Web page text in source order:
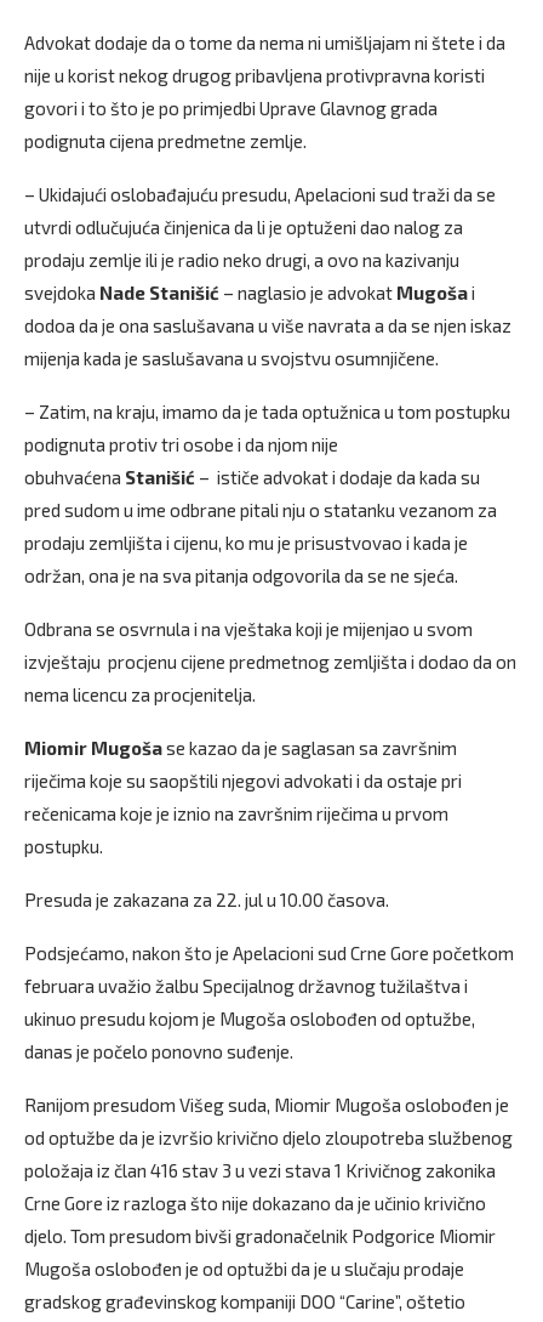
Advokat dodaje da o tome da nema ni umišljajam ni štete i da
nije u korist nekog drugog pribavljena protivpravna koristi
govori i to što je po primjedbi Uprave Glavnog grada
podignuta cijena predmetne zemlje.
– Ukidajući oslobađajuću presudu, Apelacioni sud traži da se
utvrdi odlučujuća činjenica da li je optuženi dao nalog za
prodaju zemlje ili je radio neko drugi, a ovo na kazivanju
svejdoka Nade Stanišić – naglasio je advokat Mugošai
dodoa da je ona saslušavana u više navrata a da se njen iskaz
mijenja kada je saslušavana u svojstvu osumnjičene.
– Zatim, na kraju, imamo da je tada optužnica u tom postupku
podignuta protiv tri osobe i da njom nije
obuhvaćena Stanišić – ističe advokat i dodaje da kada su
pred sudom u ime odbrane pitali nju o statanku vezanom za
prodaju zemljišta i cijenu, ko mu je prisustvovao i kada je
održan, ona je na sva pitanja odgovorila da se ne sjeća.
Odbrana se osvrnula i na vještaka koji je mijenjao u svom
izvještaju procjenu cijene predmetnog zemljišta i dodao da on
nema licencu za procjenitelja.
Miomir Mugošase kazao da je saglasan sa završnim
riječima koje su saopštili njegovi advokati i da ostaje pri
rečenicama koje je iznio na završnim riječima u prvom
postupku.
Presuda je zakazana za 22. jul u 10.00 časova.
Podsjećamo, nakon što je Apelacioni sud Crne Gore početkom
februara uvažio žalbu Specijalnog državnog tužilaštva i
ukinuo presudu kojom je Mugoša oslobođen od optužbe,
danas je počelo ponovno suđenje.
Ranijom presudom Višeg suda, Miomir Mugoša oslobođen je
od optužbe da je izvršio krivično djelo zloupotreba službenog
položaja iz član 416 stav 3 u vezi stava 1 Krivičnog zakonika
Crne Gore iz razloga što nije dokazano da je učinio krivično
djelo. Tom presudom bivši gradonačelnik Podgorice Miomir
Mugoša oslobođen je od optužbi da je u slučaju prodaje
gradskog građevinskog kompaniji DOO “Carine”, oštetio